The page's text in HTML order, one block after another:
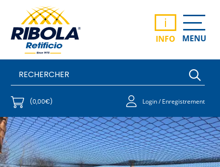
i
INFO MENU
(0,00€) Login / Enregistrement